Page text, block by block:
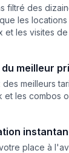
filtré des
les
et les visites
meilleur
meilleurs
et les combos
place à